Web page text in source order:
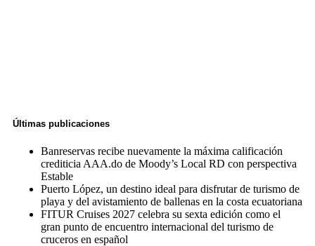
Últimas publicaciones
Banreservas recibe nuevamente la máxima calificación
crediticia AAA.do de Moody’s Local RD con perspectiva
Estable
Puerto López, un destino ideal para disfrutar de turismo de
playa y del avistamiento de ballenas en la costa ecuatoriana
FITUR Cruises 2027 celebra su sexta edición como el
gran punto de encuentro internacional del turismo de
cruceros en español